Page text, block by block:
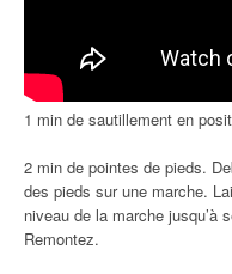
1 min de sautillement en
2 min de pointes de pieds.
des pieds sur une marche.
niveau de la marche jusqu’à
Remontez.